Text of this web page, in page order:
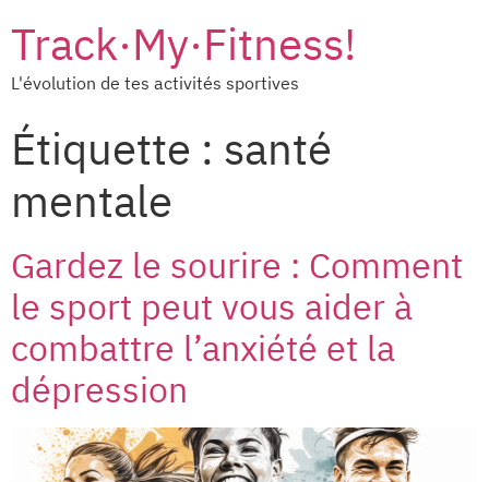
Track·My·Fitness!
L'évolution de tes activités sportives
Étiquette : santé
mentale
Gardez le sourire : Comment
le sport peut vous aider à
combattre l’anxiété et la
dépression